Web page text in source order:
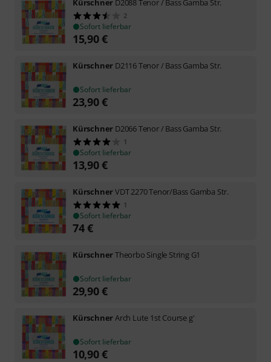
2
Sofort lieferbar
15,90€
Kürschner D2116 Tenor / Bass Gamba Str.
Sofort lieferbar
23,90€
Kürschner D2066 Tenor / Bass Gamba Str.
1
Sofort lieferbar
13,90€
KürschnerVDT 2270 Tenor/Bass Gamba Str.
1
Sofort lieferbar
74€
KürschnerTheorbo Single String G1
Sofort lieferbar
29,90€
KürschnerArch Lute 1st Course g'
Sofort lieferbar
10,90€